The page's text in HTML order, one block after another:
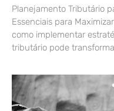
Planejamento Tributário
Essenciais para
como implementar
tributário pode